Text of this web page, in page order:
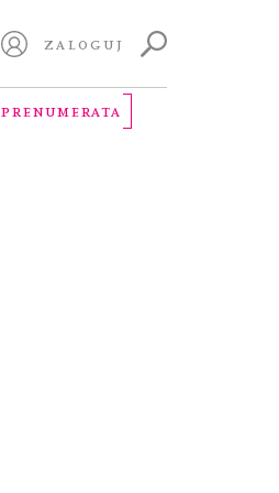
ZALOGUJ
PRENUMERATA